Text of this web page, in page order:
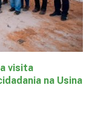
visita
na Usina